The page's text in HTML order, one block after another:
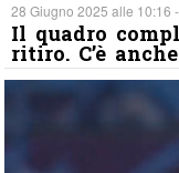
28 Giugno 2025 alle 10:16
Il quadro
ritiro. C’è